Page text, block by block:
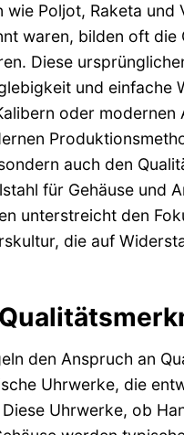
Poljot, Raketa
waren, bilden oft die
Diese
und einfache
oder
auch den
für Gehäuse und
unterstreicht den
die auf
den Anspruch an
Uhrwerke, die
Uhrwerke, ob